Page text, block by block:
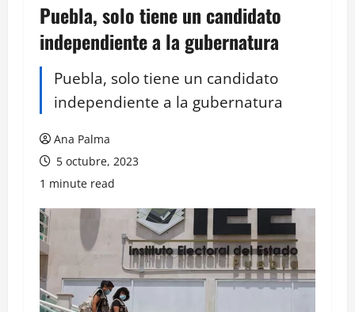
Puebla, solo tiene un candidato
independiente a la gubernatura
Puebla, solo tiene un candidato
independiente a la gubernatura
Ana Palma
5 octubre, 2023
1 minute read